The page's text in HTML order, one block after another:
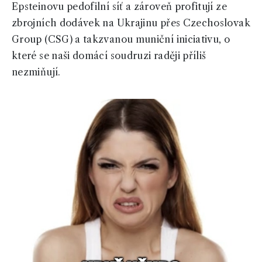
Epsteinovu pedofilní síť a zároveň profitují ze
zbrojních dodávek na Ukrajinu přes Czechoslovak
Group (CSG) a takzvanou muniční iniciativu, o
které se naši domácí soudruzi raději příliš
nezmiňují.